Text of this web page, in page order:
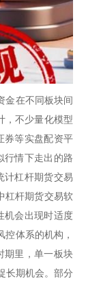
金在不同板块间
，不少量化模型
券等实盘配资平
行情下走出的路
计杠杆期货交易
杠杆期货交易软
机会出现时适度
体系的机构，
期里，单一板块
长期机会。部分